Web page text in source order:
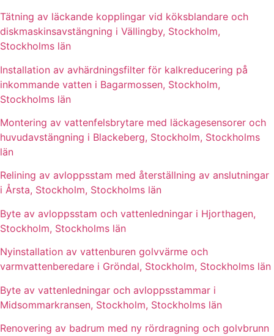
Tätning av läckande kopplingar vid köksblandare och
diskmaskinsavstängning i Vällingby, Stockholm,
Stockholms län
Installation av avhärdningsfilter för kalkreducering på
inkommande vatten i Bagarmossen, Stockholm,
Stockholms län
Montering av vattenfelsbrytare med läckagesensorer och
huvudavstängning i Blackeberg, Stockholm, Stockholms
län
Relining av avloppsstam med återställning av anslutningar
i Årsta, Stockholm, Stockholms län
Byte av avloppsstam och vattenledningar i Hjorthagen,
Stockholm, Stockholms län
Nyinstallation av vattenburen golvvärme och
varmvattenberedare i Gröndal, Stockholm, Stockholms län
Byte av vattenledningar och avloppsstammar i
Midsommarkransen, Stockholm, Stockholms län
Renovering av badrum med ny rördragning och golvbrunn